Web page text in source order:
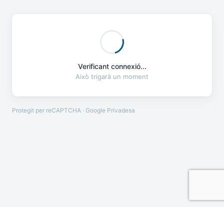
Verificant connexió...
Això trigarà un moment
Protegit per reCAPTCHA · Google Privadesa